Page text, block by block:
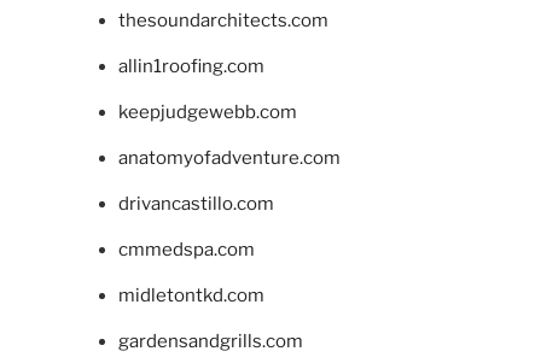
thesoundarchitects.com
allin1roofing.com
keepjudgewebb.com
anatomyofadventure.com
drivancastillo.com
cmmedspa.com
midletontkd.com
gardensandgrills.com